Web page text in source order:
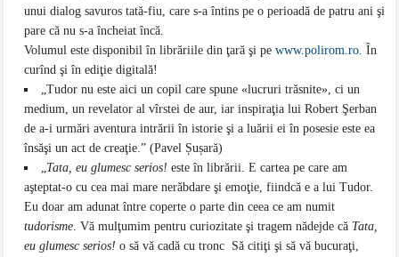
unui dialog savuros tată-fiu, care s-a întins pe o perioadă de patru ani şi
pare că nu s-a încheiat încă.
Volumul este disponibil în librăriile din ţară şi pewww.polirom.ro . În
curînd şi în ediţie digitală!
„Tudor nu este aici un copil care spune «lucruri trăsnite», ci un
medium, un revelator al vîrstei de aur, iar inspiraţia lui Robert Şerban
de a-i urmări aventura intrării în istorie şi a luării ei în posesie este ea
însăşi un act de creaţie.” (Pavel Șușară)
Tata, eu glumesc serios! este în librării. E cartea pe care am
aşteptat-o cu cea mai mare nerăbdare şi emoţie, fiindcă e a lui Tudor.
Eu doar am adunat între coperte o parte din ceea ce am numit
tudorisme . Vă mulţumim pentru curiozitate şi tragem nădejde că Tata,
eu glumesc serios! o să vă cadă cu tronc Să citiţi şi să vă bucuraţi,